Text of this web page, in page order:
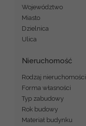
Województwo
Miasto
Dzielnica
Ulica
Nieruchomość
Rodzaj nieruchomości
Forma własności
Typ zabudowy
Rok budowy
Materiał budynku